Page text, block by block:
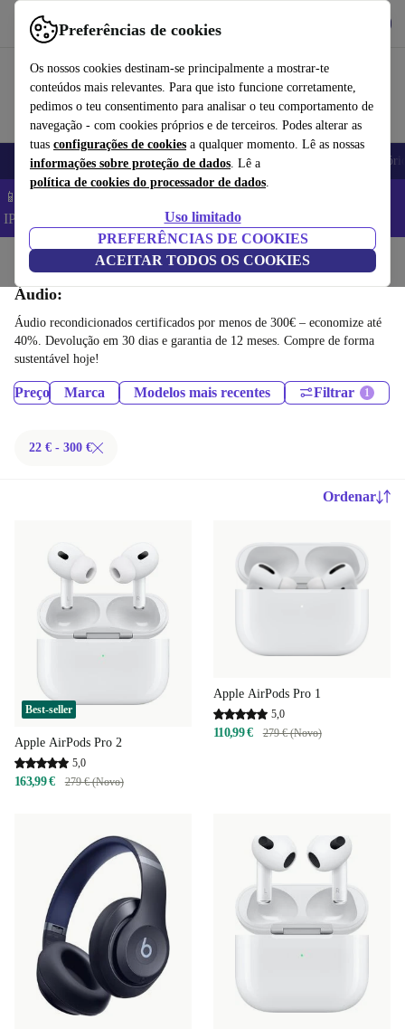
Preferências de cookies
Os nossos cookies destinam-se principalmente a mostrar-te
conteúdos mais relevantes. Para que isto funcione corretamente,
pedimos o teu consentimento para analisar o teu comportamento de
navegação - com cookies próprios e de terceiros. Podes alterar as
tuas configurações de cookies a qualquer momento. Lê as nossas
informações sobre proteção de dados. Lê a
política de cookies do processador de dados.
Uso limitado
PREFERÊNCIAS DE COOKIES
ACEITAR TODOS OS COOKIES
Use o refurbed de forma rápida e fácil
Telemóveis Computadores Portáteis Tablets
📱 Poupa 5% EXTRA em todos os iPhones – Código:
IPHONEDEAL –
Início
Áudio:
Áudio recondicionados certificados por menos de 300€ – economize até
40%. Devolução em 30 dias e garantia de 12 meses. Compre de forma
sustentável hoje!
Preço Marca Modelos mais recentes Filtrar
22 € - 300 €
Ordenar
Best-seller
Apple AirPods Pro 2
5,0
163,99 € 279 € (Novo)
Apple AirPods Pro 1
5,0
110,99 € 279 € (Novo)